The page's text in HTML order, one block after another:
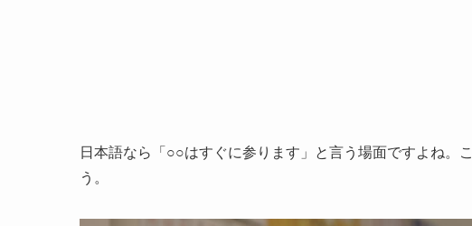
日本語なら「○○はすぐに参ります」と言う場面ですよね。
う。